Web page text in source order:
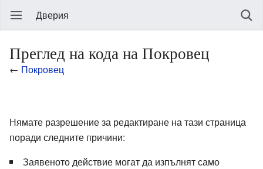
Дверия
Преглед на кода на Покровец
← Покровец
Нямате разрешение за редактиране на тази страница
поради следните причини:
Заявеното действие могат да изпълнят само